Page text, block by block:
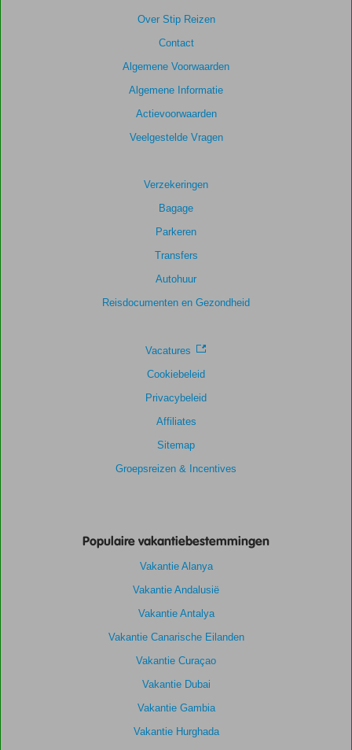
7,7
Kamers
Kindvriendelijk
7,4
Over Stip Reizen
Contact
Algemene Voorwaarden
Algemene Informatie
Actievoorwaarden
Veelgestelde Vragen
Verzekeringen
Bagage
Parkeren
Transfers
Autohuur
Reisdocumenten en Gezondheid
Vacatures
Cookiebeleid
Privacybeleid
Affiliates
Sitemap
Groepsreizen & Incentives
Populaire vakantiebestemmingen
Vakantie Alanya
Vakantie Andalusië
Vakantie Antalya
Vakantie Canarische Eilanden
Vakantie Curaçao
Vakantie Dubai
Vakantie Gambia
Vakantie Hurghada